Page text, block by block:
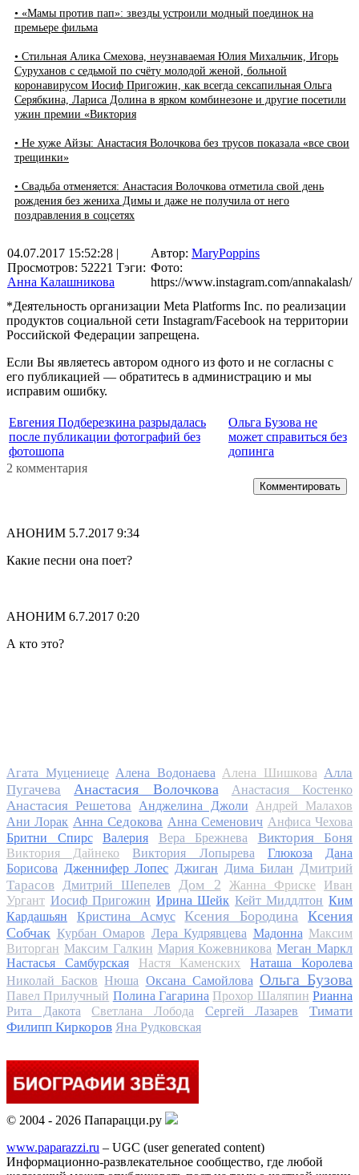
• «Мамы против пап»: звезды устроили модный поединок на
премьере фильма
• Стильная Алика Смехова, неузнаваемая Юлия Михальчик, Игорь
Суруханов с седьмой по счёту молодой женой, больной
коронавирусом Иосиф Пригожин, как всегда сексапильная Ольга
Серябкина, Лариса Долина в ярком комбинезоне и другие посетили
ужин премии «Виктория
• Не хуже Айзы: Анастасия Волочкова без трусов показала «все свои
трещинки»
• Свадьба отменяется: Анастасия Волочкова отметила свой день
рождения без жениха Димы и даже не получила от него
поздравления в соцсетях
04.07.2017 15:52:28 |
Просмотров: 52221 Тэги:
Анна Калашникова
Автор: MaryPoppins
Фото:
https://www.instagram.com/annakalash/
*Деятельность организации Meta Platforms Inc. по реализации
продуктов социальной сети Instagram/Facebook на территории
Российской Федерации запрещена.
Если Вы являетесь автором одного из фото и не согласны с
его публикацией — обратитесь в администрацию и мы
исправим ошибку.
Евгения Подберезкина разрыдалась
после публикации фотографий без
фотошопа
Ольга Бузова не
может справиться без
допинга
2 комментария
Комментировать
АНОНИМ 5.7.2017 9:34
Какие песни она поет?
АНОНИМ 6.7.2017 0:20
А кто это?
Агата Муцениеце Алена Водонаева Алена Шишкова Алла
Пугачева
Анастасия Волочкова Анастасия Костенко
Анастасия Решетова Анджелина Джоли
Андрей Малахов
Ани Лорак Анна Седокова Анна Семенович Анфиса Чехова
Бритни Спирс
Валерия Вера Брежнева Виктория Боня
Виктория Дайнеко Виктория Лопырева Глюкоза
Дана
Борисова Дженнифер Лопес Джиган Дима Билан Дмитрий
Тарасов
Дмитрий Шепелев Дом 2 Жанна Фриске
Иван
Ургант Иосиф Пригожин Ирина Шейк Кейт Миддлтон Ким
Кардашьян
Кристина Асмус Ксения Бородина
Ксения
Собчак Курбан Омаров Лера Кудрявцева Мадонна Максим
Виторган Максим Галкин Мария Кожевникова Меган Маркл
Настасья Самбурская
Настя Каменских
Наташа Королева
Николай Басков Нюша Оксана Самойлова Ольга Бузова
Павел Прилучный Полина Гагарина Прохор Шаляпин Рианна
Рита Дакота
Светлана Лобода Сергей Лазарев
Тимати
Филипп Киркоров Яна Рудковская
© 2004 - 2026 Папарацци.ру
www.paparazzi.ru – UGC (user generated content)
Информационно-развлекательное сообщество, где любой